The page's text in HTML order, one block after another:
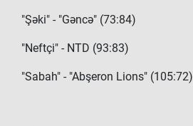
"Şəki" - "Gəncə" (73:84)
"Neftçi" - NTD (93:83)
"Sabah" - "Abşeron Lions" (105:72)